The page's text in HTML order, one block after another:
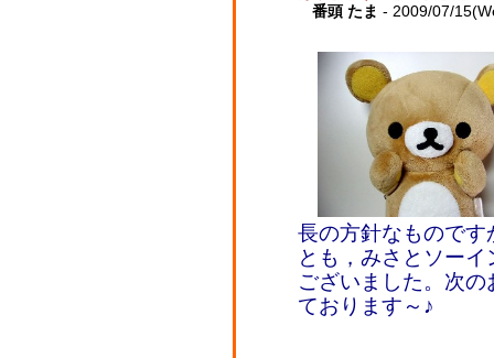
番頭 たま - 2009/07/
長の方針なもので
とも，みさとソー
ございました。次
ております～♪